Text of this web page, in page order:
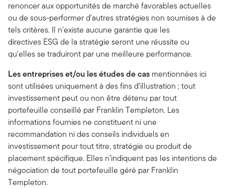
renoncer aux opportunités de marché favorables actuelles
ou de sous-performer d'autres stratégies non soumises à de
tels critères. Il n'existe aucune garantie que les
directives ESG de la stratégie seront une réussite ou
qu'elles se traduiront par une meilleure performance.
Les entreprises et/ou les études de cas mentionnées ici
sont utilisées uniquement à des fins d’illustration ; tout
investissement peut ou non être détenu par tout
portefeuille conseillé par Franklin Templeton. Les
informations fournies ne constituent ni une
recommandation ni des conseils individuels en
investissement pour tout titre, stratégie ou produit de
placement spécifique. Elles n’indiquent pas les intentions de
négociation de tout portefeuille géré par Franklin
Templeton.